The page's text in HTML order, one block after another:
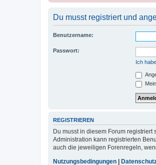
Du musst registriert und
Benutzername:
Passwort:
Ich
REGISTRIEREN
Du musst in diesem Forum
Administration kann registrierten
auch die jeweiligen Forenregeln,
Nutzungsbedingungen